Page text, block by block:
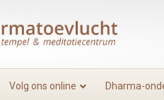
Volg ons online Dharma-